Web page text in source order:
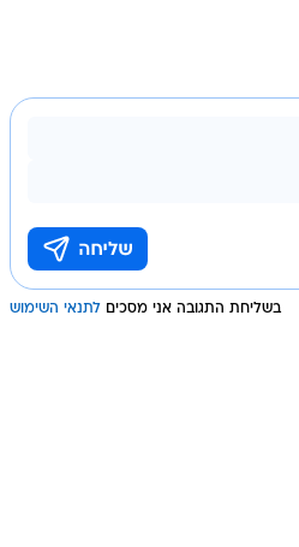
בשליחת התגובה אני מסכים לתנאי השימוש